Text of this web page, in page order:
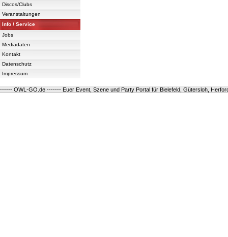
Discos/Clubs
Veranstaltungen
Info / Service
Jobs
Mediadaten
Kontakt
Datenschutz
Impressum
------ OWL-GO.de ------- Euer Event, Szene und Party Portal für Bielefeld, Gütersloh,